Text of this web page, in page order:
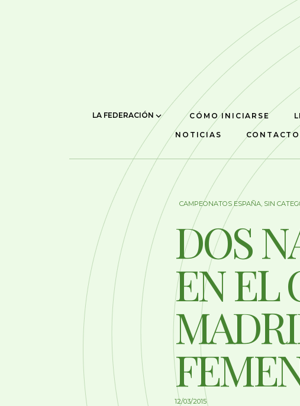
LA FEDERACIÓN CÓMO INICIARSE
NOTICIAS CONTACTO
CAMPEONATOS ESPAÑA SIN
DOS
EN EL
12/03/2015